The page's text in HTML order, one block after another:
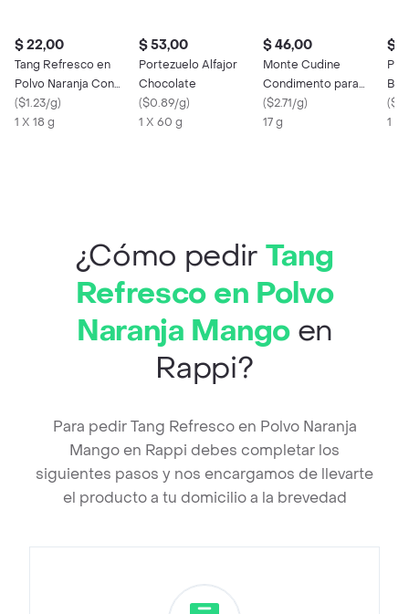
$ 22,00
Tang Refresco en
Polvo Naranja Con
Vitamina C
($1.23/g)
1 X 18 g
$ 53,00
Portezuelo Alfajor
Chocolate
($0.89/g)
1 X 60 g
$ 46,00
Monte Cudine
Condimento para
Risotto
($2.71/g)
17 g
$
(
1 X
¿Cómo pedir Tang
Refresco en Polvo
Naranja Mangoen
Rappi?
Para pedir Tang Refresco en Polvo Naranja
Mango en Rappi debes completar los
siguientes pasos y nos encargamos de llevarte
el producto a tu domicilio a la brevedad